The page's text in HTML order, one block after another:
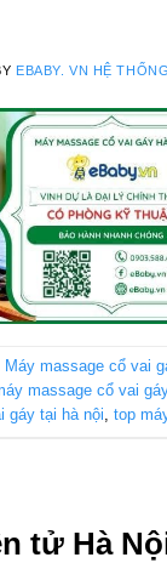
EBABY. VN HỆ
Máy massage cổ vai
massage cổ vai gáy
gáy tại hà nội, top
tử Hà